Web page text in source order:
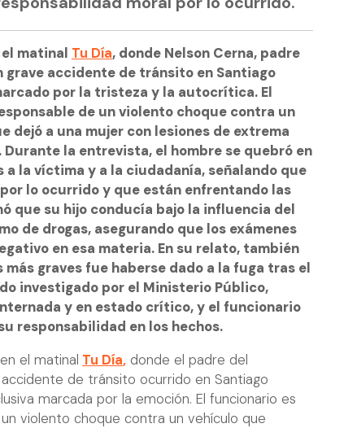
matinal Tu Día, donde Nelson Cerna, padre
grave accidente de tránsito en Santiago
por la tristeza y la autocrítica. El
de un violento choque contra un
dejó a una mujer con lesiones de extrema
la entrevista, el hombre se quebró en
la víctima y a la ciudadanía, señalando que
lo ocurrido y que están enfrentando las
que su hijo conducía bajo la influencia del
de drogas, asegurando que los exámenes
en esa materia. En su relato, también
graves fue haberse dado a la fuga tras el
investigado por el Ministerio Público,
y en estado crítico, y el funcionario
responsabilidad en los hechos.
el matinal Tu Día, donde el padre del
de tránsito ocurrido en Santiago
marcada por la emoción. El funcionario es
violento choque contra un vehículo que